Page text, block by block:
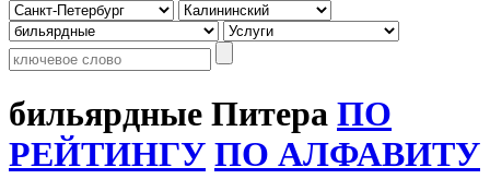
бильярдные Питера ПО
РЕЙТИНГУ ПО АЛФАВИТУ